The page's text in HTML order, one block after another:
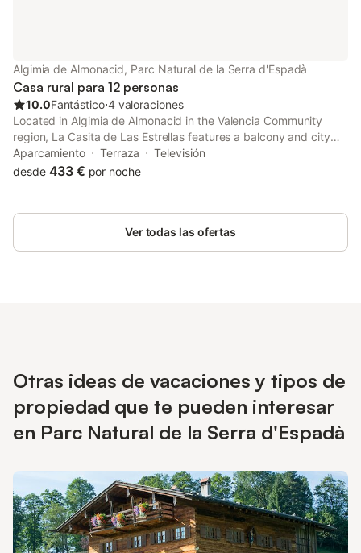
Algimia de Almonacid, Parc Natural de la Serra d'Espadà
Casa rural para 12 personas
10.0Fantástico⋅4 valoraciones
Located in Algimia de Almonacid in the Valencia Community
region, La Casita de Las Estrellas features a balcony and city
views. The property has quiet street views. Staff on-site can
arrange a shuttle service.
Aparcamiento Terraza
Televisión
desde 433 € por noche
Ver todas las ofertas
Otras ideas de vacaciones y tipos de
propiedad que te pueden interesar
en Parc Natural de la Serra d'Espadà